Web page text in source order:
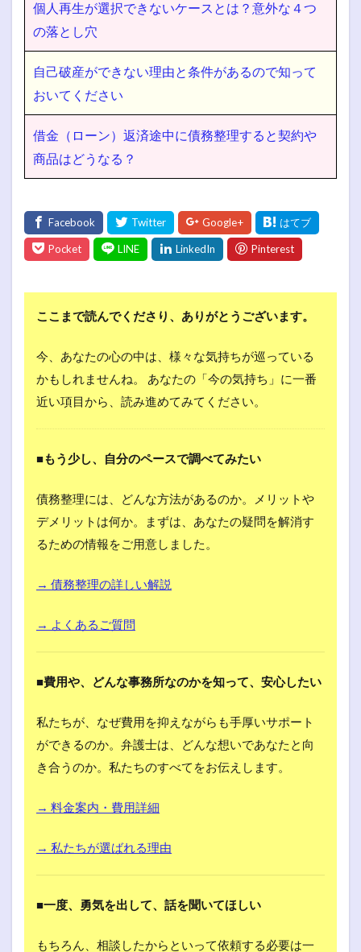
個人再生が選択できないケースとは？意外な４つ
の落とし穴
自己破産ができない理由と条件があるので知って
おいてください
借金（ローン）返済途中に債務整理すると契約や
商品はどうなる？
ここまで読んでくださり、ありがとうございます。
今、あなたの心の中は、様々な気持ちが巡っている
かもしれませんね。 あなたの「今の気持ち」に一番
近い項目から、読み進めてみてください。
■もう少し、自分のペースで調べてみたい
債務整理には、どんな方法があるのか。メリットや
デメリットは何か。まずは、あなたの疑問を解消す
るための情報をご用意しました。
→ 債務整理の詳しい解説
→ よくあるご質問
■費用や、どんな事務所なのかを知って、安心したい
私たちが、なぜ費用を抑えながらも手厚いサポート
ができるのか。弁護士は、どんな想いであなたと向
き合うのか。私たちのすべてをお伝えします。
→ 料金案内・費用詳細
→ 私たちが選ばれる理由
■一度、勇気を出して、話を聞いてほしい
もちろん、相談したからといって依頼する必要は一